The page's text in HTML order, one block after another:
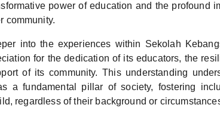
power of education and the profound
community.
into the experiences within Sekolah
for the dedication of its educators, the
of its community. This understanding
a fundamental pillar of society, fostering
regardless of their background or